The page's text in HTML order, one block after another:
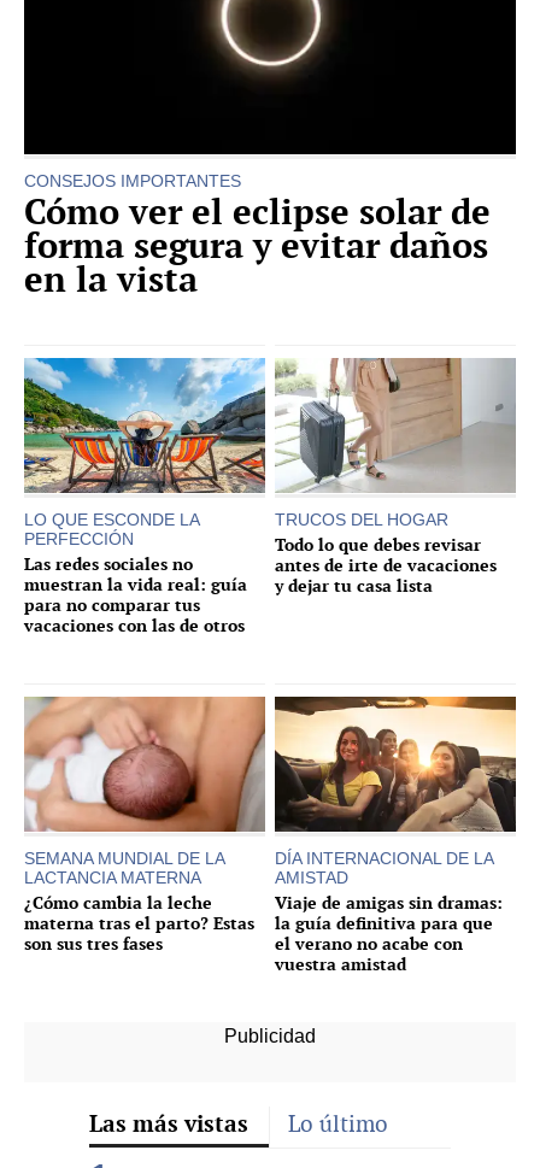
CONSEJOS IMPORTANTES
Cómo ver el eclipse solar de
forma segura y evitar daños
en la vista
LO QUE ESCONDE LA
PERFECCIÓN
Las redes sociales no
muestran la vida real: guía
para no comparar tus
vacaciones con las de otros
TRUCOS DEL HOGAR
Todo lo que debes revisar
antes de irte de vacaciones
y dejar tu casa lista
SEMANA MUNDIAL DE LA
LACTANCIA MATERNA
¿Cómo cambia la leche
materna tras el parto? Estas
son sus tres fases
DÍA INTERNACIONAL DE LA
AMISTAD
Viaje de amigas sin dramas:
la guía definitiva para que
el verano no acabe con
vuestra amistad
Las más vistas Lo último